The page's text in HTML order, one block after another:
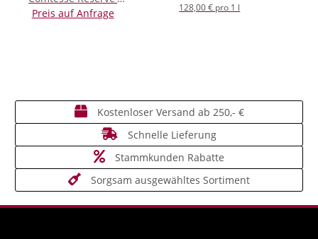
2020 *Magnum*
Preis auf Anfrage 128,00 € pro 1 l
Kostenloser Versand ab 250,- €
Schnelle Lieferung
Stammkunden Rabatte
Sorgsam ausgewähltes Sortiment